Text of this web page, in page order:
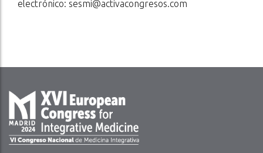
electrónico: sesmi@activacongresos.com